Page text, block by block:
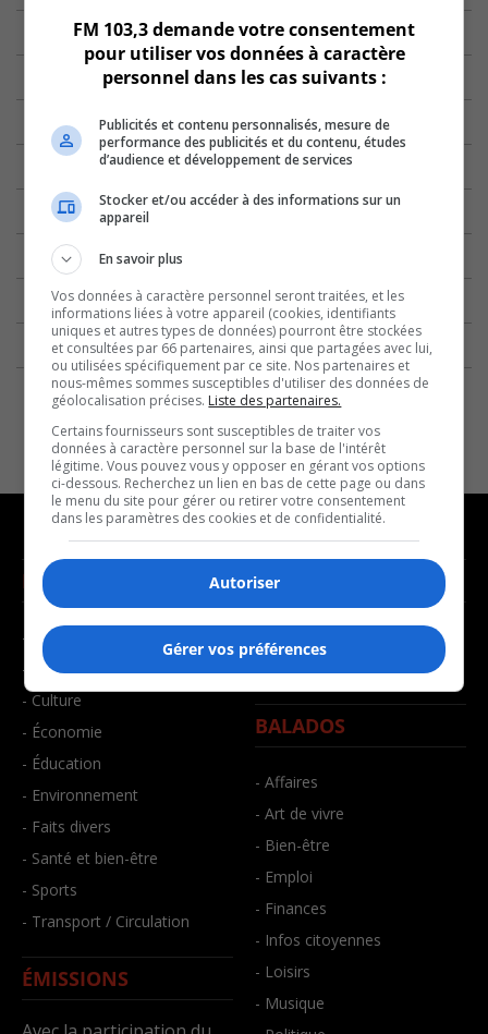
NOUVELLES
- Affaires municipales
- Communauté / Social
- Culture
- Économie
- Éducation
- Environnement
- Faits divers
- Santé et bien-être
- Sports
- Transport / Circulation
ÉMISSIONS
MUSIQUE
- Joué récemment
BALADOS
- Affaires
- Art de vivre
- Bien-être
- Emploi
- Finances
- Infos citoyennes
- Loisirs
- Musique
FM 103,3 demande votre consentement
pour utiliser vos données à caractère
personnel dans les cas suivants :
Publicités et contenu personnalisés, mesure de
performance des publicités et du contenu, études
d’audience et développement de services
Stocker et/ou accéder à des informations sur un
appareil
En savoir plus
Vos données à caractère personnel seront traitées, et les
informations liées à votre appareil (cookies, identifiants
uniques et autres types de données) pourront être stockées
et consultées par 66 partenaires, ainsi que partagées avec lui,
ou utilisées spécifiquement par ce site. Nos partenaires et
nous-mêmes sommes susceptibles d'utiliser des données de
géolocalisation précises. Liste des partenaires.
Certains fournisseurs sont susceptibles de traiter vos
données à caractère personnel sur la base de l'intérêt
légitime. Vous pouvez vous y opposer en gérant vos options
ci-dessous. Recherchez un lien en bas de cette page ou dans
le menu du site pour gérer ou retirer votre consentement
dans les paramètres des cookies et de confidentialité.
Autoriser
Gérer vos préférences